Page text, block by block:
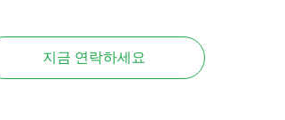
지금 연락하세요